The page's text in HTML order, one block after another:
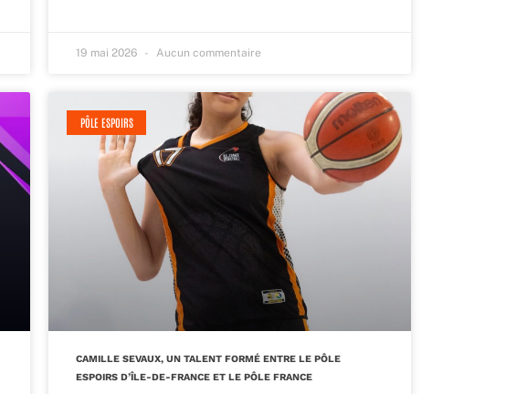
19 mai 2026 Aucun commentaire
PÔLE ESPOIRS
CAMILLE SEVAUX, UN TALENT FORMÉ ENTRE LE PÔLE
ESPOIRS D’ÎLE-DE-FRANCE ET LE PÔLE FRANCE